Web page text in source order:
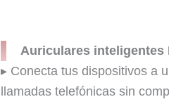
Auriculares inteligentes
▸ Conecta tus dispositivos a
llamadas telefónicas sin